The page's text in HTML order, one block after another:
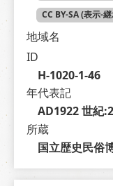
CC BY-SA (表示-
地域名
ID
H-1020-1-46
年代表記
AD1922 世紀
所蔵
国立歴史民俗